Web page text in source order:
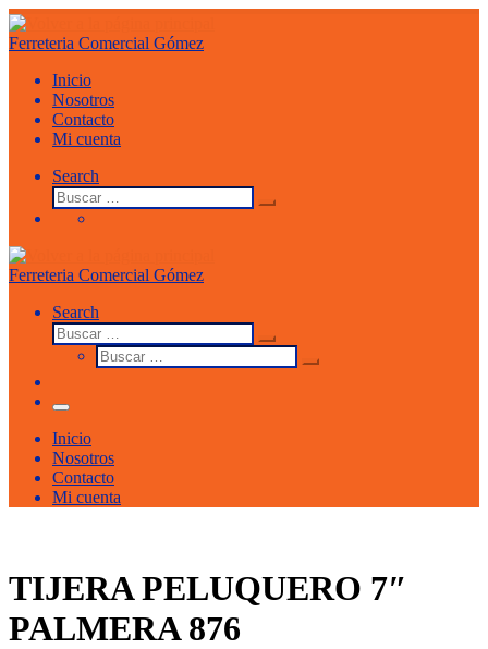
Saltar
al
contenido
Ferreteria Comercial Gómez
Inicio
Nosotros
Contacto
Mi cuenta
Search
Buscar
Buscar
Ferreteria Comercial Gómez
Search
Buscar
Buscar
…
Buscar
Buscar
Menu
Inicio
Nosotros
Contacto
Mi cuenta
TIJERA PELUQUERO 7″
PALMERA 876